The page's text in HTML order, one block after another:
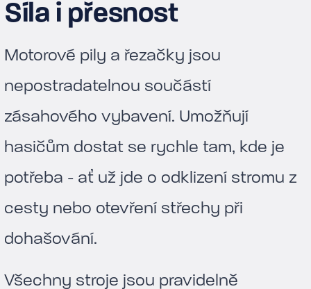
Síla i přesnost
Motorové pily a řezačky jsou
nepostradatelnou součástí
zásahového vybavení. Umožňují
hasičům dostat se rychle tam, kde je
potřeba - ať už jde o odklizení stromu z
cesty nebo otevření střechy při
dohašování.
Všechny stroje jsou pravidelně